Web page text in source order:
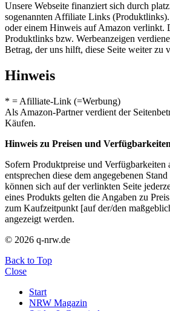
Unsere Webseite finanziert sich durch
sogenannten Affiliate Links
oder einem Hinweis auf Amazon verlinkt.
Produktlinks bzw. Werbeanzeigen
Betrag, der uns hilft, diese Seite weiter zu
Hinweis
* = Afilliate-Link (=Werbung)
Als Amazon-Partner verdient der
Käufen.
Hinweis zu Preisen und Verfügbarkeiten
Sofern Produktpreise und Verfügbarkeiten
entsprechen diese dem angegebenen
können sich auf der verlinkten Seite
eines Produkts gelten die Angaben zu
zum Kaufzeitpunkt [auf der/den
angezeigt werden.
© 2026 q-nrw.de
Back to Top
Close
Start
NRW Magazin